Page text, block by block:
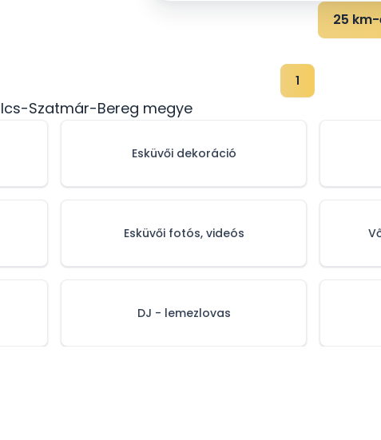
25
1
Szatmár-Bereg megye
Esküvői dekoráció
Esküvői fotós, videós
DJ - lemezlovas